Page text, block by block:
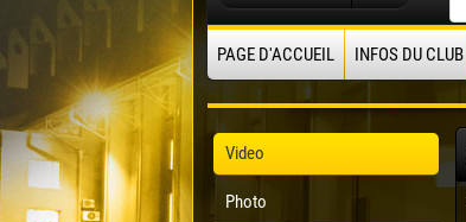
PAGE D'ACCUEIL INFOS DU CLUB
Video
Photo